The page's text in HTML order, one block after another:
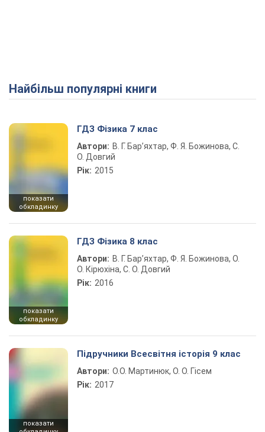
Найбільш популярні книги
показати
обкладинку
ГДЗ Фізика 7 клас
Автори: В. Г. Бар’яхтар, Ф. Я. Божинова, С.
О. Довгий
Рік: 2015
показати
обкладинку
ГДЗ Фізика 8 клас
Автори: В. Г. Бар’яхтар, Ф. Я. Божинова, О.
О. Кірюхіна, С. О. Довгий
Рік: 2016
показати
Підручники Всесвітня історія 9 клас
Автори: О.О. Мартинюк, О. О. Гісем
Рік: 2017